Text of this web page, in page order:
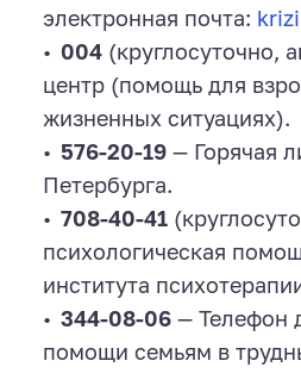
электронная почта:
004 (круглосуточно,
центр (помощь для
жизненных ситуациях).
576-20-19 — Горячая
Петербурга.
708-40-41
психологическая
института
344-08-06 — Телефон
помощи семьям в